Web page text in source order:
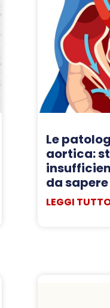
Le
aortica:
da sapere
LEGGI